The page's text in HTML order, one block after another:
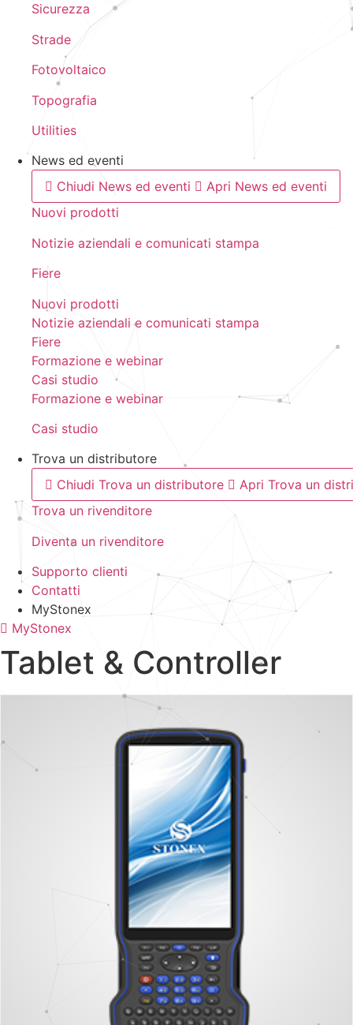
Sicurezza
Strade
Fotovoltaico
Topografia
Utilities
News ed eventi
Chiudi News ed eventi
Apri News ed eventi
Nuovi prodotti
Notizie aziendali e comunicati stampa
Fiere
Nuovi prodotti
Notizie aziendali e comunicati stampa
Fiere
Formazione e webinar
Casi studio
Formazione e webinar
Casi studio
Trova un distributore
Chiudi Trova un distributore
Apri Trova un
Trova un rivenditore
Diventa un rivenditore
Supporto clienti
Contatti
MyStonex
MyStonex
Tablet & Controller